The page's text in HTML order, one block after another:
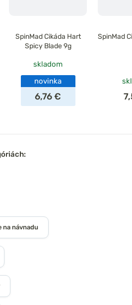
SpinMad Cikáda Hart
Spicy Blade 9g
skladom
novinka
6,76 €
SpinMad
na návnadu